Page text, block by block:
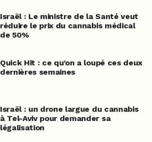
Israël : Le ministre de la Santé veut
réduire le prix du cannabis médical
de 50%
Quick Hit : ce qu’on a loupé ces deux
dernières semaines
Israël : un drone largue du cannabis
à Tel-Aviv pour demander sa
légalisation